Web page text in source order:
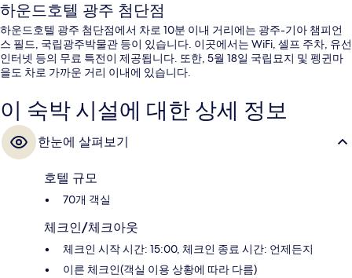
하운드호텔 광주 첨단점
하운드호텔 광주 첨단점에서 차로 10분 이내 거리에는 광주-기아 챔피언
스 필드, 국립광주박물관 등이 있습니다. 이곳에서는 WiFi, 셀프 주차, 유선
인터넷 등의 무료 특전이 제공됩니다. 또한, 5월 18일 국립묘지 및 펭귄마
을도 차로 가까운 거리 이내에 있습니다.
이 숙박 시설에 대한 상세 정보
한눈에 살펴보기
호텔 규모
70개 객실
체크인/체크아웃
체크인 시작 시간: 15:00, 체크인 종료 시간: 언제든지
이른 체크인(객실 이용 상황에 따라 다름)